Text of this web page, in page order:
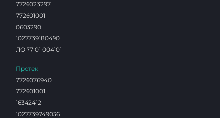
7726023297
772601001
0603290
1027739180490
ЛО 77 01 004101
Протек
7726076940
772601001
16342412
1027739749036